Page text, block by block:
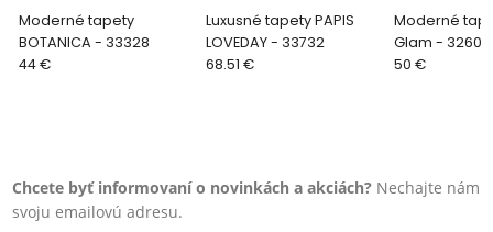
Moderné tapety
BOTANICA - 33328
44 €
Luxusné tapety PAPIS
LOVEDAY - 33732
68.51 €
Moderné
Glam - 32609
50 €
Chcete byť informovaní o novinkách a akciách? Nechajte nám
svoju emailovú adresu.